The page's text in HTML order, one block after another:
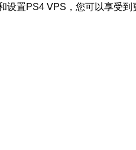
置PS4 VPS，您可以享受